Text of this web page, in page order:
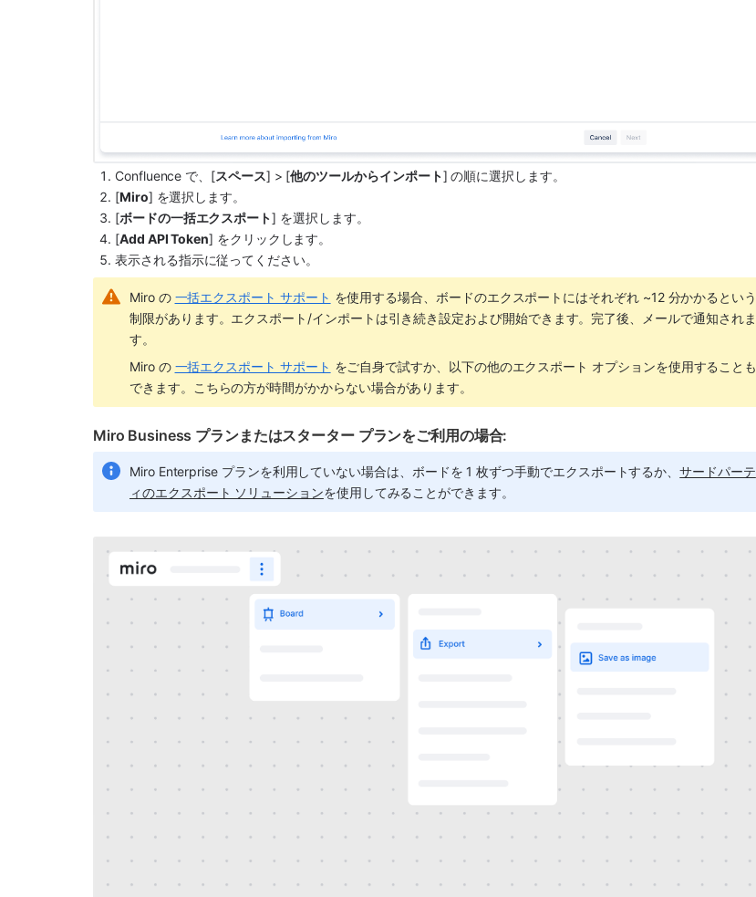
Confluence で、[スペース] > [他のツールからインポート] の順に選択します。
[Miro] を選択します。
[ボードの一括エクスポート] を選択します。
[Add API Token] をクリックします。
表示される指示に従ってください。
Miro の 一括エクスポート サポート を使用する場合、ボードのエクスポートにはそれぞれ ~12 分かかるという
制限があります。エクスポート/インポートは引き続き設定および開始できます。完了後、メールで通知されま
す。
Miro の 一括エクスポート サポート をご自身で試すか、以下の他のエクスポート オプションを使用することも
できます。こちらの方が時間がかからない場合があります。
Miro Business プランまたはスターター プランをご利用の場合:
Miro Enterprise プランを利用していない場合は、ボードを 1 枚ずつ手動でエクスポートするか、サードパーテ
ィのエクスポート ソリューションを使用してみることができます。